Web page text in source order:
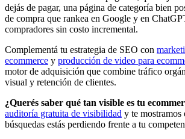
dejás de pagar, una página de categoría bien
de compra que rankea en Google y en
compradores sin costo incremental.
Complementá tu estrategia de SEO con
ecommerce y producción de video para
motor de adquisición que combine tráfico
visual y retención de clientes.
¿Querés saber qué tan visible es tu
auditoría gratuita de visibilidad y te mostramos
búsquedas estás perdiendo frente a tu